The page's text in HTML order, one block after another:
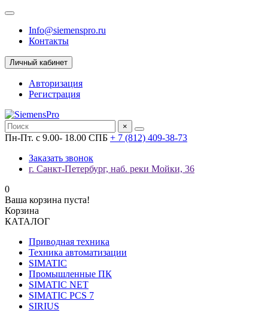
Info@siemenspro.ru
Контакты
Личный кабинет
Авторизация
Регистрация
×
Пн-Пт. с 9.00- 18.00 СПБ + 7 (812) 409-38-73
Заказать звонок
г. Санкт-Петербург, наб. реки Мойки, 36
0
Ваша корзина пуста!
Корзина
КАТАЛОГ
Приводная техника
Техника автоматизации
SIMATIC
Промышленные ПК
SIMATIC NET
SIMATIC PCS 7
SIRIUS